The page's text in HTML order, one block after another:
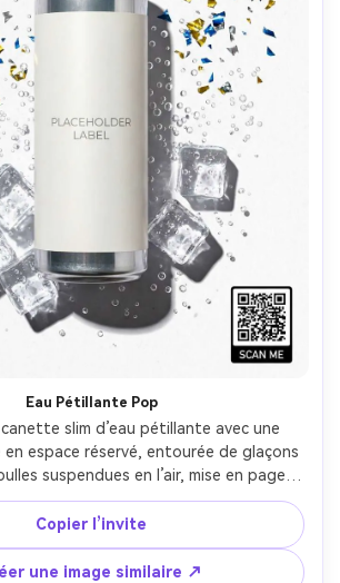
Eau Pétillante Pop
slim d’eau pétillante avec une
espace réservé, entourée de glaçons
suspendues en l’air, mise en page
accents de confettis ludiques, bloc titre
audacieux, espace réservé QR en coin
studio très clair avec lumière de
Z8, 70mm, produit héros centré, fond
Copier l’invite
une image similaire ↗